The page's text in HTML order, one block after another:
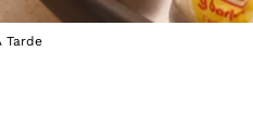
Tarde